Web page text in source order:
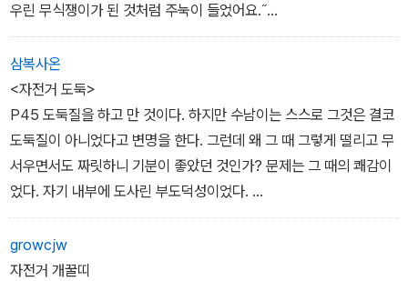
우린 무식쟁이가 된 것처럼 주눅이 들었어요.˝
˝도시 아이들은 아마 토끼풀하고 괭이밥하고도 헛갈리는 애 천질
걸. 한뫼야, 우리가 문명의 이기에 대해 모르는 건 무식한 거고, 도
시 아이들이 밤나무와 떡갈나무와 참나무와 나도밤나무와 참피나무
와 물푸레나무와 피나무와 가시나무와 운사시나무와 가문비나무
와 전나무와 삼나무와 잣나무와 측백나무에 대해 모르는 건 유식하다
는 생각일랑 제발 버려야 한다. 그건 똑같이 무식한 거니까, 너희가 특
별히 주눅들 필요는 없지 않겠니. 그러나 너희들은 싫건 좋건 앞으로
문명과 만나고 길들여질 테지만, 도시 아이들에게 있는 그대로의 자
연과 만나 가슴을 울렁거릴 기회는 좀처럼 없을걸. 그런 경험을 놓치
고 어른이 되어 버리면 너무 불쌍하지 않니. 바로 그런 소중한 경험을
삼복사온
<자전거 도둑>
P45 도둑질을 하고 만 것이다. 하지만 수남이는 스스로 그것은 결코
도둑질이 아니었다고 변명을 한다. 그런데 왜 그 때 그렇게 떨리고 무
서우면서도 짜릿하니 기분이 좋았던 것인가? 문제는 그 때의 쾌감이
었다. 자기 내부에 도사린 부도덕성이었다.
오늘 한 짓이 도둑질이 아닐지 모르지만 앞으로 도둑질을 할지도 모
르겠다는 생각이 들었다. 형의 일이 자기와 정녕 무관한 일이 아니란
growcjw
자전거 개꿀띠